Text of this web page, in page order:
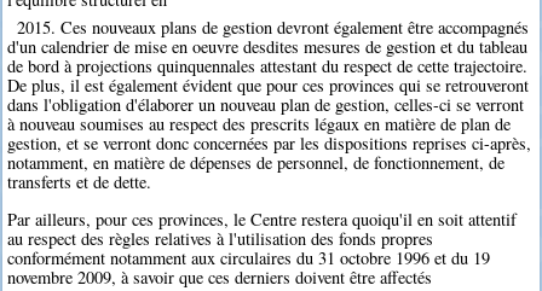
2015. Ces nouveaux plans de gestion devront également être accompagnés
d'un calendrier de mise en oeuvre desdites mesures de gestion et du tableau
de bord à projections quinquennales attestant du respect de cette trajectoire.
De plus, il est également évident que pour ces provinces qui se retrouveront
dans l'obligation d'élaborer un nouveau plan de gestion, celles-ci se verront
à nouveau soumises au respect des prescrits légaux en matière de plan de
gestion, et se verront donc concernées par les dispositions reprises ci-après,
notamment, en matière de dépenses de personnel, de fonctionnement, de
transferts et de dette.
Par ailleurs, pour ces provinces, le Centre restera quoiqu'il en soit attentif
au respect des règles relatives à l'utilisation des fonds propres
conformément notamment aux circulaires du 31 octobre 1996 et du 19
novembre 2009, à savoir que ces derniers doivent être affectés